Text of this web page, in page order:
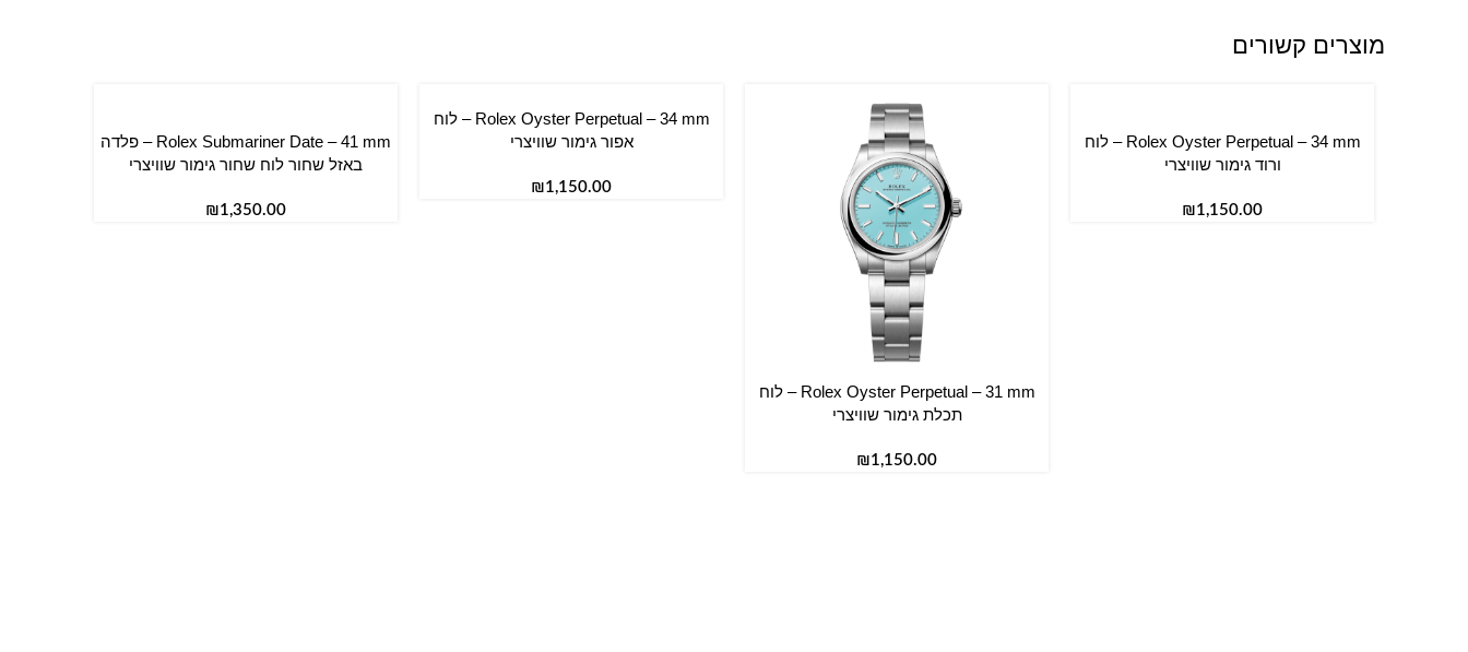
מוצרים קשורים
הוספה לסל
Rolex Oyster Perpetual – 34 mm – לוח
ורוד גימור שוויצרי
₪
הוספה לסל
Rolex Oyster Perpetual – 31 mm – לוח
תכלת גימור שוויצרי
₪
הוספה לסל
Rolex Oyster Perpetual – 34 mm – לוח
אפור גימור שוויצרי
₪
הוספה לסל
Rolex Submariner Date – 41 mm – פלדה
באזל שחור לוח שחור גימור שוויצרי
₪